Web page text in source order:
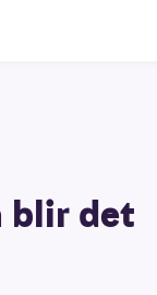
blir det